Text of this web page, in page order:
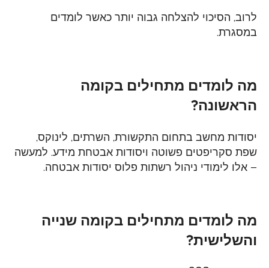
לרוב, הסיכוי להצלחה גבוה יותר כאשר לומדים
במסגרת.
מה לומדים מתחילים בקומה
הראשונה?
יסודות מחשב בתחום התקשורת, השרתים, לינוקס,
שפת סקריפטים פשוטה ויסודות אבטחת מידע. למעשה
– אלו לימודי ניהול רשתות פלוס יסודות אבטחה.
מה לומדים מתחילים בקומה שנייה
והשלישית?